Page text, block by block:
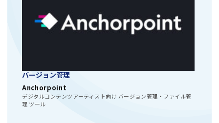
バージョン管理
Anchorpoint
デジタルコンテンツアーティスト向け バージョン管理・ファイル管
理 ツール